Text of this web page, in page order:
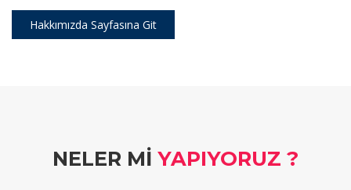
Hakkımızda Sayfasına Git
NELER MI YAPIYORUZ ?